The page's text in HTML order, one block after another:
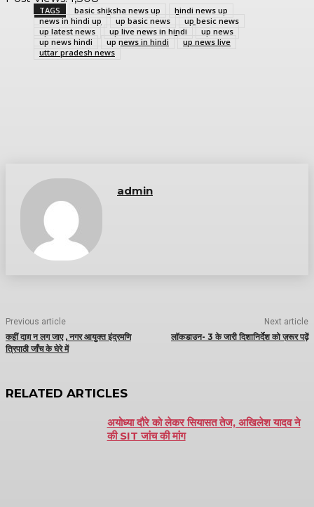
TAGS basic shiksha news up
hindi news up
news in hindi up
up basic news
up besic news
up latest news
up live news in hindi
up news
up news hindi
up news in hindi
up news live
uttar pradesh news
admin
Previous article
कहीं दाग़ न लग जाए , नगर आयुक्त इंद्रमणि
त्रिपाठी जाँच के घेरे में
Next article
लॉकडाउन- 3 के जारी दिशानिर्देश को ज़रूर पढ़ें
RELATED ARTICLES
अयोध्या दौरे को लेकर सियासत तेज, अखिलेश यादव ने
की SIT जांच की मांग